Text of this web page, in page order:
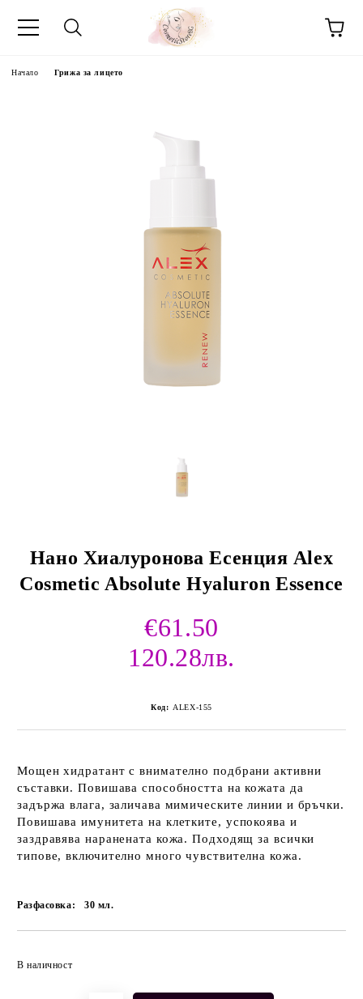
Начало Грижа за лицето
Нано Хиалуронова Есенция Alex
Cosmetic Absolute Hyaluron Essence
€61.50
120.28лв.
Код: ALEX-155
Мощен хидратант с внимателно подбрани активни
съставки. Повишава способността на кожата да
задържа влага, заличава мимическите линии и бръчки.
Повишава имунитета на клетките, успокоява и
заздравява наранената кожа. Подходящ за всички
типове, включително много чувствителна кожа.
Разфасовка: 30 мл.
В наличност